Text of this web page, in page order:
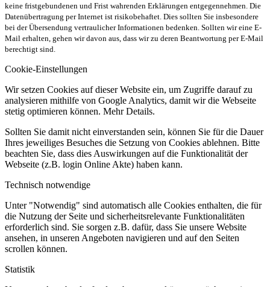
keine fristgebundenen und Frist wahrenden Erklärungen entgegennehmen. Die
Datenübertragung per Internet ist risikobehaftet. Dies sollten Sie insbesondere
bei der Übersendung vertraulicher Informationen bedenken. Sollten wir eine E-
Mail erhalten, gehen wir davon aus, dass wir zu deren Beantwortung per E-Mail
berechtigt sind.
Cookie-Einstellungen
Wir setzen Cookies auf dieser Website ein, um Zugriffe darauf zu
analysieren mithilfe von Google Analytics, damit wir die Webseite
stetig optimieren können. Mehr Details.
Sollten Sie damit nicht einverstanden sein, können Sie für die Dauer
Ihres jeweiliges Besuches die Setzung von Cookies ablehnen. Bitte
beachten Sie, dass dies Auswirkungen auf die Funktionalität der
Webseite (z.B. login Online Akte) haben kann.
Technisch notwendige
Unter "Notwendig" sind automatisch alle Cookies enthalten, die für
die Nutzung der Seite und sicherheitsrelevante Funktionalitäten
erforderlich sind. Sie sorgen z.B. dafür, dass Sie unsere Website
ansehen, in unseren Angeboten navigieren und auf den Seiten
scrollen können.
Statistik